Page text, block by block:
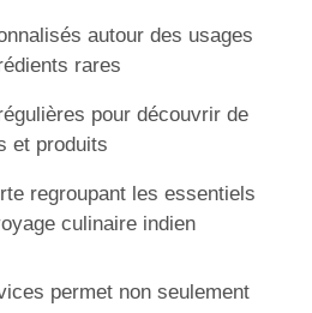
autour des usages
rares
pour découvrir de
et produits
regroupant les essentiels
culinaire indien
permet non seulement